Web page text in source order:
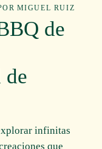
MIGUEL RUIZ
de
infinitas
que